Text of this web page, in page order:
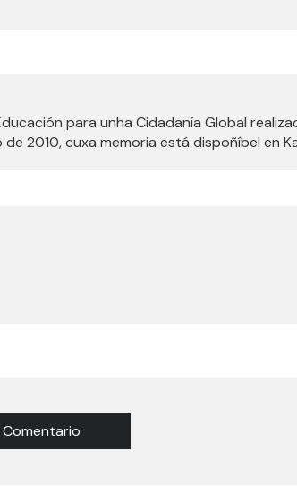
para unha Cidadanía Global
2010, cuxa memoria está dispoñíbel en